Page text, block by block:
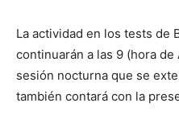
La actividad en los tests de
continuarán a las 9 (hora
sesión nocturna que se
también contará con la